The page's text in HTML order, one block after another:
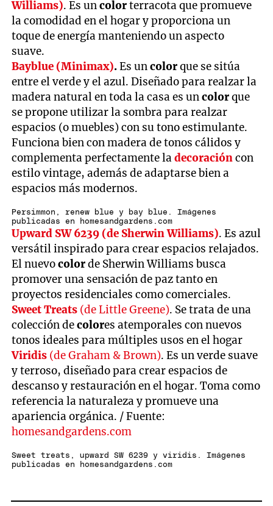
Williams). Es uncolorterracota que promueve
la comodidad en el hogar y proporciona un
toque de energía manteniendo un aspecto
suave.
Bayblue (Minimax).Es uncolorque se sitúa
entre el verde y el azul. Diseñado para realzar la
madera natural en toda la casa es uncolorque
se propone utilizar la sombra para realzar
espacios (o muebles) con su tono estimulante.
Funciona bien con madera de tonos cálidos y
complementa perfectamente ladecoracióncon
estilo vintage, además de adaptarse bien a
espacios más modernos.
Persimmon, renew blue y bay blue. Imágenes
publicadas en homesandgardens.com
Upward SW 6239 (de Sherwin Williams). Es azul
versátil inspirado para crear espacios relajados.
El nuevocolorde Sherwin Williams busca
promover una sensación de paz tanto en
proyectos residenciales como comerciales.
Sweet Treats (de Little Greene). Se trata de una
colección decolores atemporales con nuevos
tonos ideales para múltiples usos en el hogar
Viridis (de Graham & Brown). Es un verde suave
y terroso, diseñado para crear espacios de
descanso y restauración en el hogar. Toma como
referencia la naturaleza y promueve una
apariencia orgánica. / Fuente:
homesandgardens.com
Sweet treats, upward SW 6239 y viridis. Imágenes
publicadas en homesandgardens.com